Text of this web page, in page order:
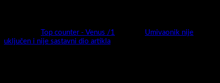
Top counter - Venus /1
Umivaonik nije
uključen i nije sastavni dio artikla